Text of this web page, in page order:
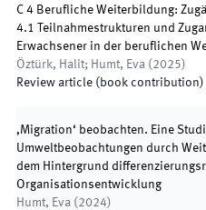
C 4 Berufliche Weiterbildung:
4.1 Teilnahmestrukturen und
Erwachsener in der beruflichen
Öztürk, Halit; Humt, Eva ( 2025)
Review article (book contribution)
‚Migration‘ beobachten. Eine
Umweltbeobachtungen durch
dem Hintergrund
Organisationsentwicklung
Humt, Eva ( 2024)